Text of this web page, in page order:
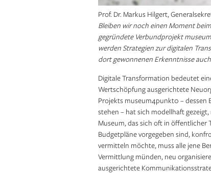
Prof. Dr. Markus Hilgert,
Bleiben wir noch einen Moment
gegründete Verbundprojekt
werden Strategien zur digitalen
dort gewonnenen Erkenntnisse
Digitale Transformation bedeutet
Wertschöpfung ausgerichtete
Projekts museum4punkt0 – dessen
stehen – hat sich modellhaft
Museum, das sich oft in öffentlicher
Budgetpläne vorgegeben sind,
vermitteln möchte, muss alle jene
Vermittlung münden, neu
ausgerichtete